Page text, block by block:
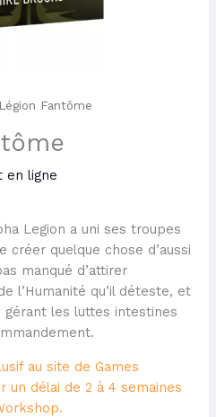
Fantôme
en ligne
Legion a uni ses troupes
créer quelque chose d’aussi
manqué d’attirer
l’Humanité qu’il déteste, et
les luttes intestines
au site de Games
un délai de 2 à 4 semaines